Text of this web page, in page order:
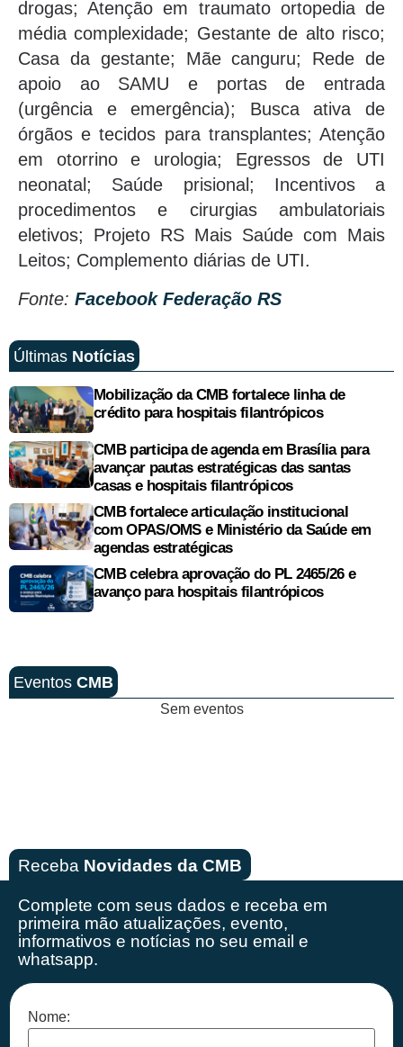
drogas; Atenção em traumato ortopedia de
média complexidade; Gestante de alto risco;
Casa da gestante; Mãe canguru; Rede de
apoio ao SAMU e portas de entrada
(urgência e emergência); Busca ativa de
órgãos e tecidos para transplantes; Atenção
em otorrino e urologia; Egressos de UTI
neonatal; Saúde prisional; Incentivos a
procedimentos e cirurgias ambulatoriais
eletivos; Projeto RS Mais Saúde com Mais
Leitos; Complemento diárias de UTI.
Fonte: Facebook Federação RS
Últimas Notícias
Mobilização da CMB fortalece linha de
crédito para hospitais filantrópicos
CMB participa de agenda em Brasília para
avançar pautas estratégicas das santas
casas e hospitais filantrópicos
CMB fortalece articulação institucional
com OPAS/OMS e Ministério da Saúde em
agendas estratégicas
CMB celebra aprovação do PL 2465/26 e
avanço para hospitais filantrópicos
Eventos CMB
Sem eventos
Receba Novidades da CMB
Complete com seus dados e receba em
primeira mão atualizações, evento,
informativos e notícias no seu email e
whatsapp.
Nome: